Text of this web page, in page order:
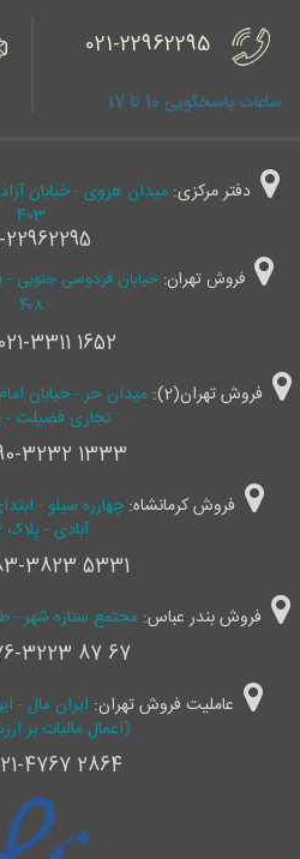
021-22962295
ساعات پاسخگویی 10 تا 17
دفتر مرکزی:
403
22962295
فروش تهران: خیابان فردوسی جنوبی
۴۰۸
3311 1652
فروش تهران(2):
میدان حر - خیابان
تجاری فضیلت -
3232 1333
فروش کرمانشاه:چهارره سیلو -
آبادی - پلاک 1016
3823 5331
فروش بندر عباس: مجتمع ستاره شهر -
3223 87 67
عاملیت فروش تهران:
(اعمال مالیات بر
4767 2864